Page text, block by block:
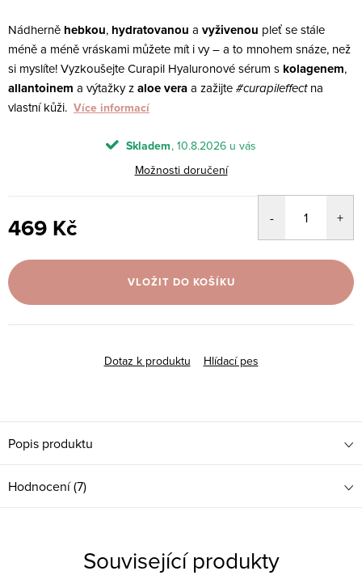
Nádherně hebkou, hydratovanou a vyživenou pleť se stále
méně a méně vráskami můžete mít i vy – a to mnohem snáze, než
si myslíte! Vyzkoušejte Curapil Hyaluronové sérum s kolagenem,
allantoinem a výtažky zaloe veraa zažijte#curapileffectna
vlastní kůži. Více informací
Skladem 10.8.2026
Možnosti doručení
469 Kč
cena:
VLOŽIT DO KOŠÍKU
Dotaz k produktu Hlídací pes
Popis produktu
Hodnocení (7)
Související produkty